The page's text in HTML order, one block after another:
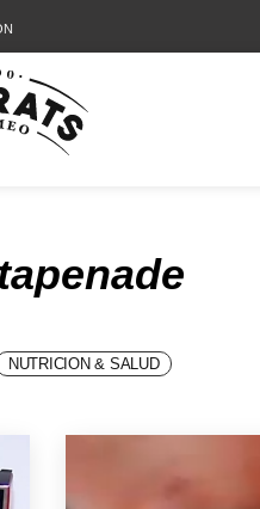
NUTRICION & SALUD